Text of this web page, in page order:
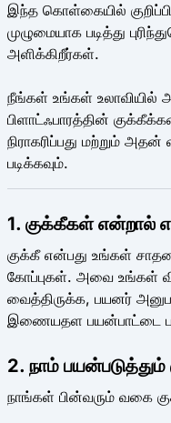
இந்த கொள்கையில்
முழுமையாக படித்து
அளிக்கிறீர்கள்.
நீங்கள் உங்கள் உலாவியில்
பிளாட்ஃபாரத்தின்
நிராகரிப்பது மற்றும்
படிக்கவும்.
1. குக்கீகள் என்றால்
குக்கீ என்பது உங்கள்
கோப்புகள். அவை உங்கள்
வைத்திருக்க, பயனர்
இணையதள பயன்பாட்டை
2. நாம்
நாங்கள் பின்வரும் வகை